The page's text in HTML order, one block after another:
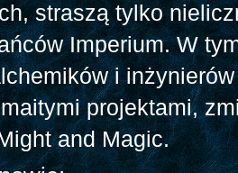
straszą tylko
Imperium. W
i
projektami,
and Magic.